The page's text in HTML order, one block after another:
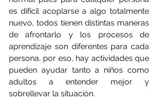
es difícil acoplarse a algo totalmente
nuevo, todos tienen distintas maneras
de afrontarlo y los procesos de
aprendizaje son diferentes para cada
persona, por eso, hay actividades que
pueden ayudar tanto a niños como
adultos a entender mejor y
sobrellevar la situación.